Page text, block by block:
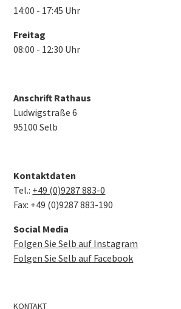
14:00 - 17:45 Uhr
Freitag
08:00 - 12:30 Uhr
Anschrift Rathaus
Ludwigstraße 6
95100 Selb
Kontaktdaten
Tel.: +49 (0)9287 883-0
Fax: +49 (0)9287 883-190
Social Media
Folgen Sie Selb auf Instagram
Folgen Sie Selb auf Facebook
KONTAKT